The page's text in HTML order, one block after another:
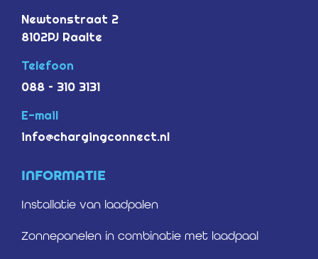
Newtonstraat 2
8102PJ Raalte
Telefoon
088 – 310 3131
E-mail
info@chargingconnect.nl
INFORMATIE
Installatie van laadpalen
Zonnepanelen in combinatie met laadpaal